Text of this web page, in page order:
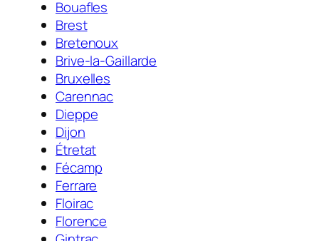
Bouafles
Brest
Bretenoux
Brive-la-Gaillarde
Bruxelles
Carennac
Dieppe
Dijon
Étretat
Fécamp
Ferrare
Floirac
Florence